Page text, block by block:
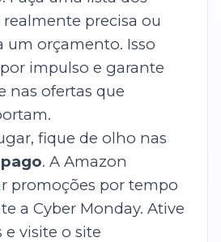
precisa ou
um orçamento. Isso
impulso e garante
nas ofertas que
fique de olho nas
. A Amazon
promoções por tempo
a Cyber Monday. Ative
e visite o site